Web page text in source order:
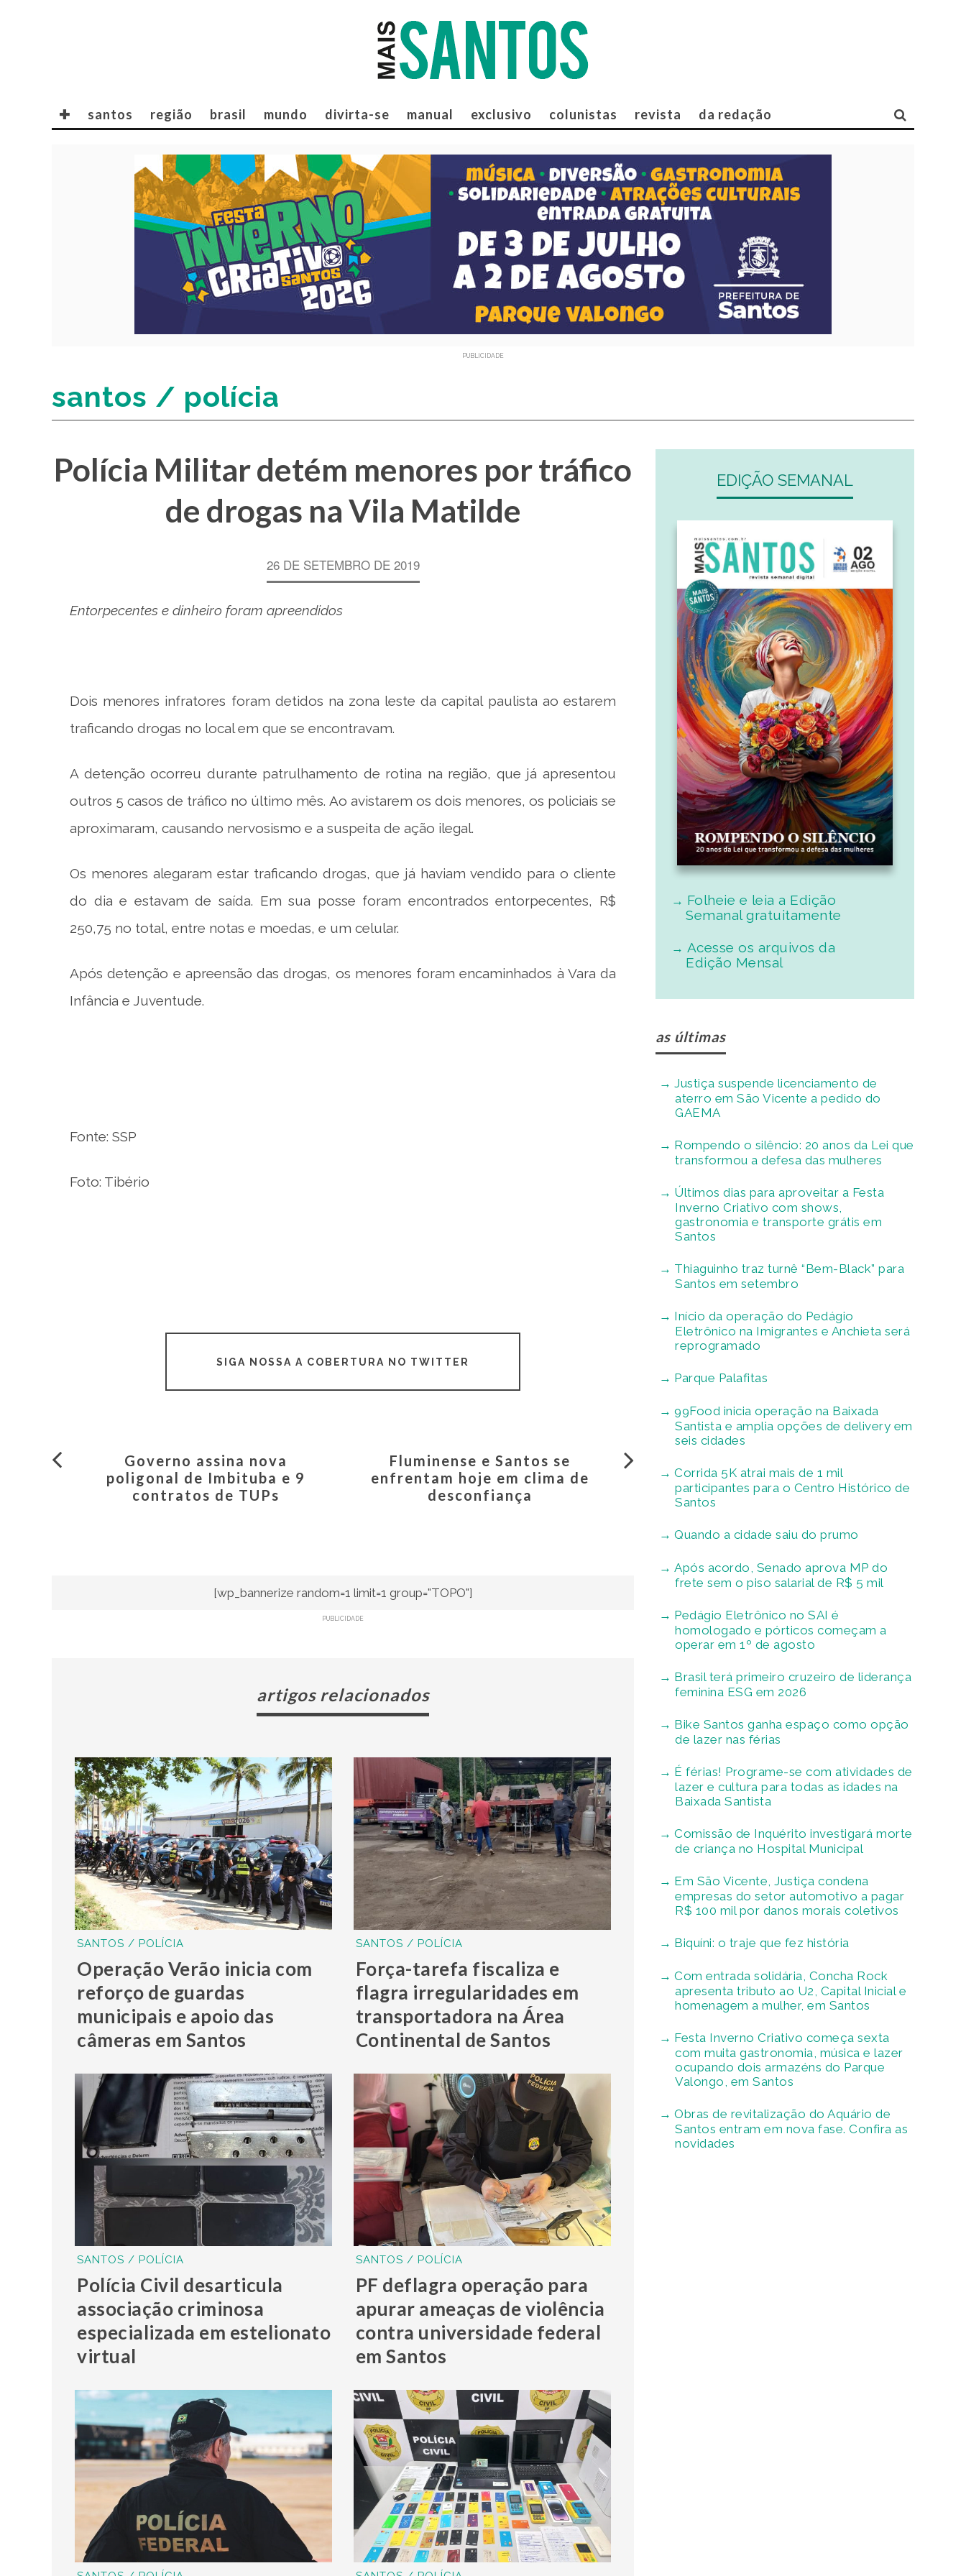
✚ santos região brasil mundo divirta-se manual exclusivo colunistas revista da redação
PUBLICIDADE
santos / polícia
Polícia Militar detém menores por tráfico
de drogas na Vila Matilde
26 DE SETEMBRO DE 2019
Entorpecentes e dinheiro foram apreendidos
Dois menores infratores foram detidos na zona leste da capital paulista ao estarem
traficando drogas no local em que se encontravam.
A detenção ocorreu durante patrulhamento de rotina na região, que já apresentou
outros 5 casos de tráfico no último mês. Ao avistarem os dois menores, os policiais se
aproximaram, causando nervosismo e a suspeita de ação ilegal.
Os menores alegaram estar traficando drogas, que já haviam vendido para o cliente
do dia e estavam de saída. Em sua posse foram encontrados entorpecentes, R$
250,75 no total, entre notas e moedas, e um celular.
Após detenção e apreensão das drogas, os menores foram encaminhados à Vara da
Infância e Juventude.
Fonte: SSP
Foto: Tibério
SIGA NOSSA A COBERTURA NO TWITTER
Governo assina nova
poligonal de Imbituba e 9
contratos de TUPs
Fluminense e Santos se
enfrentam hoje em clima de
desconfiança
[wp_bannerize random=1 limit=1 group="TOPO"]
PUBLICIDADE
artigos relacionados
SANTOS / POLÍCIA
Operação Verão inicia com
reforço de guardas
municipais e apoio das
câmeras em Santos
SANTOS / POLÍCIA
Força-tarefa fiscaliza e
flagra irregularidades em
transportadora na Área
Continental de Santos
SANTOS / POLÍCIA
Polícia Civil desarticula
associação criminosa
especializada em estelionato
virtual
SANTOS / POLÍCIA
PF deflagra operação para
apurar ameaças de violência
contra universidade federal
em Santos
EDIÇÃO SEMANAL
Folheie e leia a Edição
Semanal gratuitamente
Acesse os arquivos da
Edição Mensal
as últimas
Justiça suspende licenciamento de
aterro em São Vicente a pedido do
GAEMA
Rompendo o silêncio: 20 anos da Lei que
transformou a defesa das mulheres
Últimos dias para aproveitar a Festa
Inverno Criativo com shows,
gastronomia e transporte grátis em
Santos
Thiaguinho traz turnê “Bem-Black” para
Santos em setembro
Início da operação do Pedágio
Eletrônico na Imigrantes e Anchieta será
reprogramado
Parque Palafitas
99Food inicia operação na Baixada
Santista e amplia opções de delivery em
seis cidades
Corrida 5K atrai mais de 1 mil
participantes para o Centro Histórico de
Santos
Quando a cidade saiu do prumo
Após acordo, Senado aprova MP do
frete sem o piso salarial de R$ 5 mil
Pedágio Eletrônico no SAI é
homologado e pórticos começam a
operar em 1º de agosto
Brasil terá primeiro cruzeiro de liderança
feminina ESG em 2026
Bike Santos ganha espaço como opção
de lazer nas férias
É férias! Programe-se com atividades de
lazer e cultura para todas as idades na
Baixada Santista
Comissão de Inquérito investigará morte
de criança no Hospital Municipal
Em São Vicente, Justiça condena
empresas do setor automotivo a pagar
R$ 100 mil por danos morais coletivos
Biquíni: o traje que fez história
Com entrada solidária, Concha Rock
apresenta tributo ao U2, Capital Inicial e
homenagem a mulher, em Santos
Festa Inverno Criativo começa sexta
com muita gastronomia, música e lazer
ocupando dois armazéns do Parque
Valongo, em Santos
Obras de revitalização do Aquário de
Santos entram em nova fase. Confira as
novidades